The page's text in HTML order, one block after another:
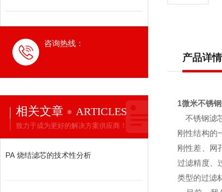
咨询热线：
相关文章 ARTICLES
致力于成为更好的解决方案供应商！
PA 烧结滤芯的技术性分析
产品详情
1微米不锈
不锈钢滤
刚性结构的
刚性差、网
过滤精度、
类型的过滤